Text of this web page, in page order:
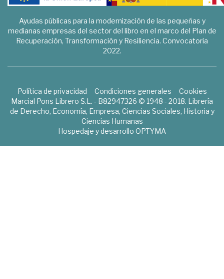
Ayudas públicas para la modernización de las pequeñas y
medianas empresas del sector del libro en el marco del Plan de
Recuperación, Transformación y Resiliencia. Convocatoria
2022.
Política de privacidad Condiciones generales
Cookies
Marcial Pons Librero S.L. - B82947326 © 1948 - 2018. Librería
de Derecho, Economía, Empresa, Ciencias Sociales, Historia y
Ciencias Humanas
Hospedaje y desarrollo OPTYMA